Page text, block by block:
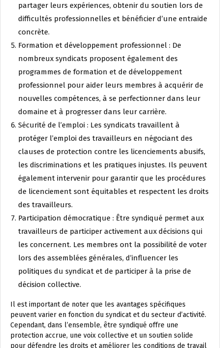
partager leurs expériences, obtenir du soutien lors de
difficultés professionnelles et bénéficier d’une entraide
concrète.
Formation et développement professionnel : De
nombreux syndicats proposent également des
programmes de formation et de développement
professionnel pour aider leurs membres à acquérir de
nouvelles compétences, à se perfectionner dans leur
domaine et à progresser dans leur carrière.
Sécurité de l’emploi : Les syndicats travaillent à
protéger l’emploi des travailleurs en négociant des
clauses de protection contre les licenciements abusifs,
les discriminations et les pratiques injustes. Ils peuvent
également intervenir pour garantir que les procédures
de licenciement sont équitables et respectent les droits
des travailleurs.
Participation démocratique : Être syndiqué permet aux
travailleurs de participer activement aux décisions qui
les concernent. Les membres ont la possibilité de voter
lors des assemblées générales, d’influencer les
politiques du syndicat et de participer à la prise de
décision collective.
Il est important de noter que les avantages spécifiques
peuvent varier en fonction du syndicat et du secteur d’activité.
Cependant, dans l’ensemble, être syndiqué offre une
protection accrue, une voix collective et un soutien solide
pour défendre les droits et améliorer les conditions de travail